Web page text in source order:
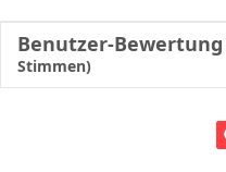
Benutzer-Bewertung
Stimmen)